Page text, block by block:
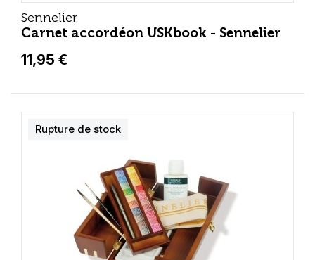
Sennelier
Carnet accordéon USKbook - Sennelier
11,95 €
Rupture de stock